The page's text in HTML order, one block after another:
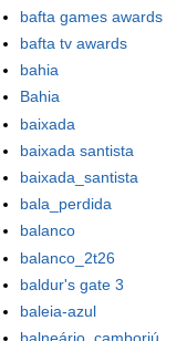
bafta games awards
bafta tv awards
bahia
Bahia
baixada
baixada santista
baixada_santista
bala_perdida
balanco
balanco_2t26
baldur's gate 3
baleia-azul